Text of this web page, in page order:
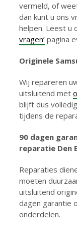
vermeld, of
dan kunt u ons
helpen. Leest u
vragen’ pagina
Originele
Wij repareren
uitsluitend met
blijft dus
tijdens de
90 dagen
reparatie Den
Reparaties
moeten
uitsluitend
dagen garantie
onderdelen.